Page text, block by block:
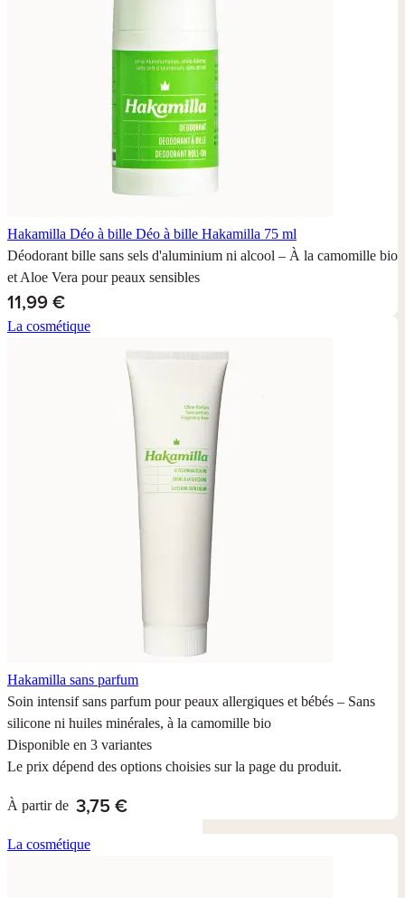
Hakamilla Déo à bille Déo à bille Hakamilla 75 ml
Déodorant bille sans sels d'aluminium ni alcool – À la camomille bio
et Aloe Vera pour peaux sensibles
11,99 €
La cosmétique
Hakamilla sans parfum
Soin intensif sans parfum pour peaux allergiques et bébés – Sans
silicone ni huiles minérales, à la camomille bio
Disponible en 3 variantes
Le prix dépend des options choisies sur la page du produit.
À partir de 3,75 €
La cosmétique